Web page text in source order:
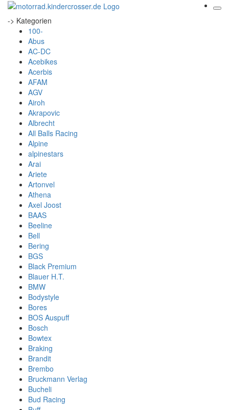
-> Kategorien
100-
Abus
AC-DC
Acebikes
Acerbis
AFAM
AGV
Airoh
Akrapovic
Albrecht
All Balls Racing
Alpine
alpinestars
Arai
Ariete
Artonvel
Athena
Axel Joost
BAAS
Beeline
Bell
Bering
BGS
Black Premium
Blauer H.T.
BMW
Bodystyle
Bores
BOS Auspuff
Bosch
Bowtex
Braking
Brandit
Brembo
Bruckmann Verlag
Bucheli
Bud Racing